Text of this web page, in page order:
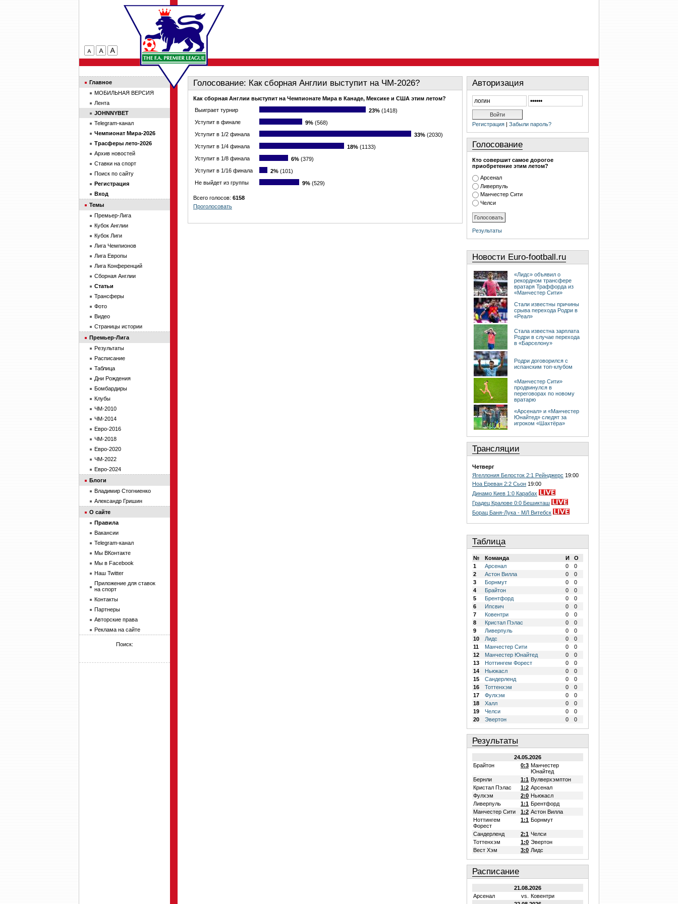
Голосование: Как сборная Англии выступит на ЧМ-2026?
Как сборная Англии выступит на Чемпионате Мира в Канаде, Мексике и США этим летом?
Выиграет турнир
23% (1418)
Уступит в финале
9% (568)
Уступит в 1/2 финала
33% (2030)
Уступит в 1/4 финала
18% (1133)
Уступит в 1/8 финала
6% (379)
Уступит в 1/16 финала
2% (101)
Не выйдет из группы
9% (529)
Всего голосов: 6158
Проголосовать
Авторизация
Регистрация | Забыли пароль?
Голосование
Кто совершит самое дорогое
приобретение этим летом?
Арсенал
Ливерпуль
Манчестер Сити
Челси
Результаты
Новости Euro-football.ru
«Лидс» объявил о
рекордном трансфере
вратаря Траффорда из
«Манчестер Сити»
Стали известны причины
срыва перехода Родри в
«Реал»
Стала известна зарплата
Родри в случае перехода
в «Барселону»
Родри договорился с
испанским топ-клубом
«Манчестер Сити»
продвинулся в
переговорах по новому
вратарю
«Арсенал» и «Манчестер
Юнайтед» следят за
игроком «Шахтёра»
Трансляции
Четверг
Ягеллония Белосток 2:1 Рейнджерс 19:00
Ноа Ереван 2:2 Сьон 19:00
Динамо Киев 1:0 Карабах
Градец Кралове 0:0 Бешикташ
Борац Баня-Лука - МЛ Витебск
Таблица
№ Команда И
О
1
Арсенал 0
0
2
Астон Вилла 0
0
3
Борнмут 0
0
4
Брайтон 0
0
5
Брентфорд 0
0
6
Ипсвич 0
0
7
Ковентри 0
0
8
Кристал Пэлас 0
0
9
Ливерпуль 0
0
10
Лидс 0
0
11
Манчестер Сити 0
0
12
Манчестер Юнайтед 0
0
13
Ноттингем Форест 0
0
14
Ньюкасл 0
0
15
Сандерленд 0
0
16
Тоттенхэм 0
0
17
Фулхэм 0
0
18
Халл 0
0
19
Челси 0
0
20
Эвертон 0 0
Результаты
24.05.2026
Брайтон
0:3 Манчестер
Юнайтед
Бернли
1:1 Вулверхэмптон
Кристал Пэлас
1:2 Арсенал
Фулхэм
2:0 Ньюкасл
Ливерпуль
1:1 Брентфорд
Манчестер Сити
1:2 Астон Вилла
Ноттингем
Форест
1:1 Борнмут
Сандерленд 2:1 Челси
Тоттенхэм
1:0 Эвертон
Вест Хэм
3:0 Лидс
Расписание
21.08.2026
Арсенал
vs.
Ковентри
Главное
МОБИЛЬНАЯ ВЕРСИЯ
Лента
JOHNNYBET
Telegram-канал
Чемпионат Мира-2026
Трасферы лето-2026
Архив новостей
Ставки на спорт
Поиск по сайту
Регистрация
Вход
Темы
Премьер-Лига
Кубок Англии
Кубок Лиги
Лига Чемпионов
Лига Европы
Лига Конференций
Сборная Англии
Статьи
Трансферы
Фото
Видео
Страницы истории
Премьер-Лига
Результаты
Расписание
Таблица
Дни Рождения
Бомбардиры
Клубы
ЧМ-2010
ЧМ-2014
Евро-2016
ЧМ-2018
Евро-2020
ЧМ-2022
Евро-2024
Блоги
Владимир Стогниенко
Александр Гришин
О сайте
Правила
Вакансии
Telegram-канал
Мы ВКонтакте
Мы в Facebook
Наш Twitter
Приложение для ставок
на спорт
Контакты
Партнеры
Авторские права
Реклама на сайте
Поиск: